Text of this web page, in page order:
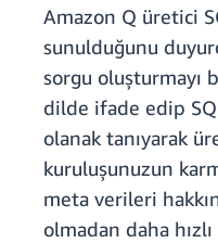
Amazon Q üretici
sunulduğunu
sorgu oluşturmayı
dilde ifade edip
olanak tanıyarak
kuruluşunuzun
meta verileri
olmadan daha